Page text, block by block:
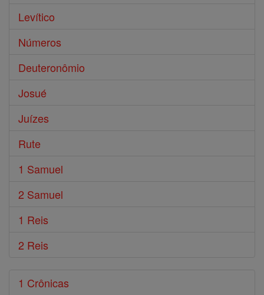
Levítico
Números
Deuteronômio
Josué
Juízes
Rute
1 Samuel
2 Samuel
1 Reis
2 Reis
1 Crônicas